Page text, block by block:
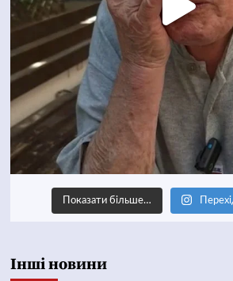
Показати більше…
Інші новини